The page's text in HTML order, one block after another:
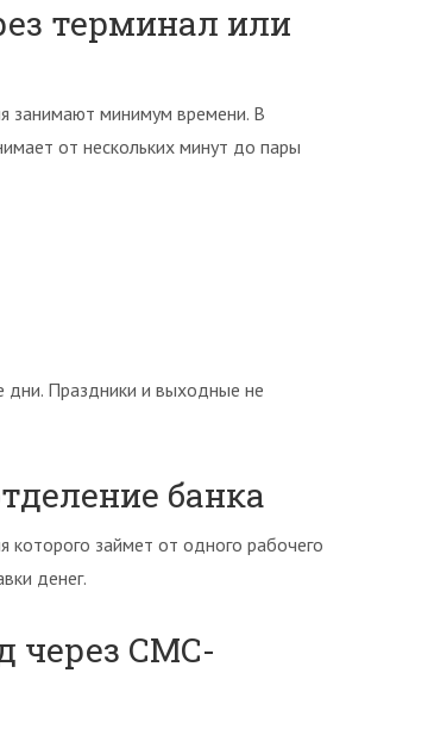
терминал или
занимают минимум времени. В
от нескольких минут до пары
дни. Праздники и выходные не
банка
займет от одного рабочего
денег.
через СМС-